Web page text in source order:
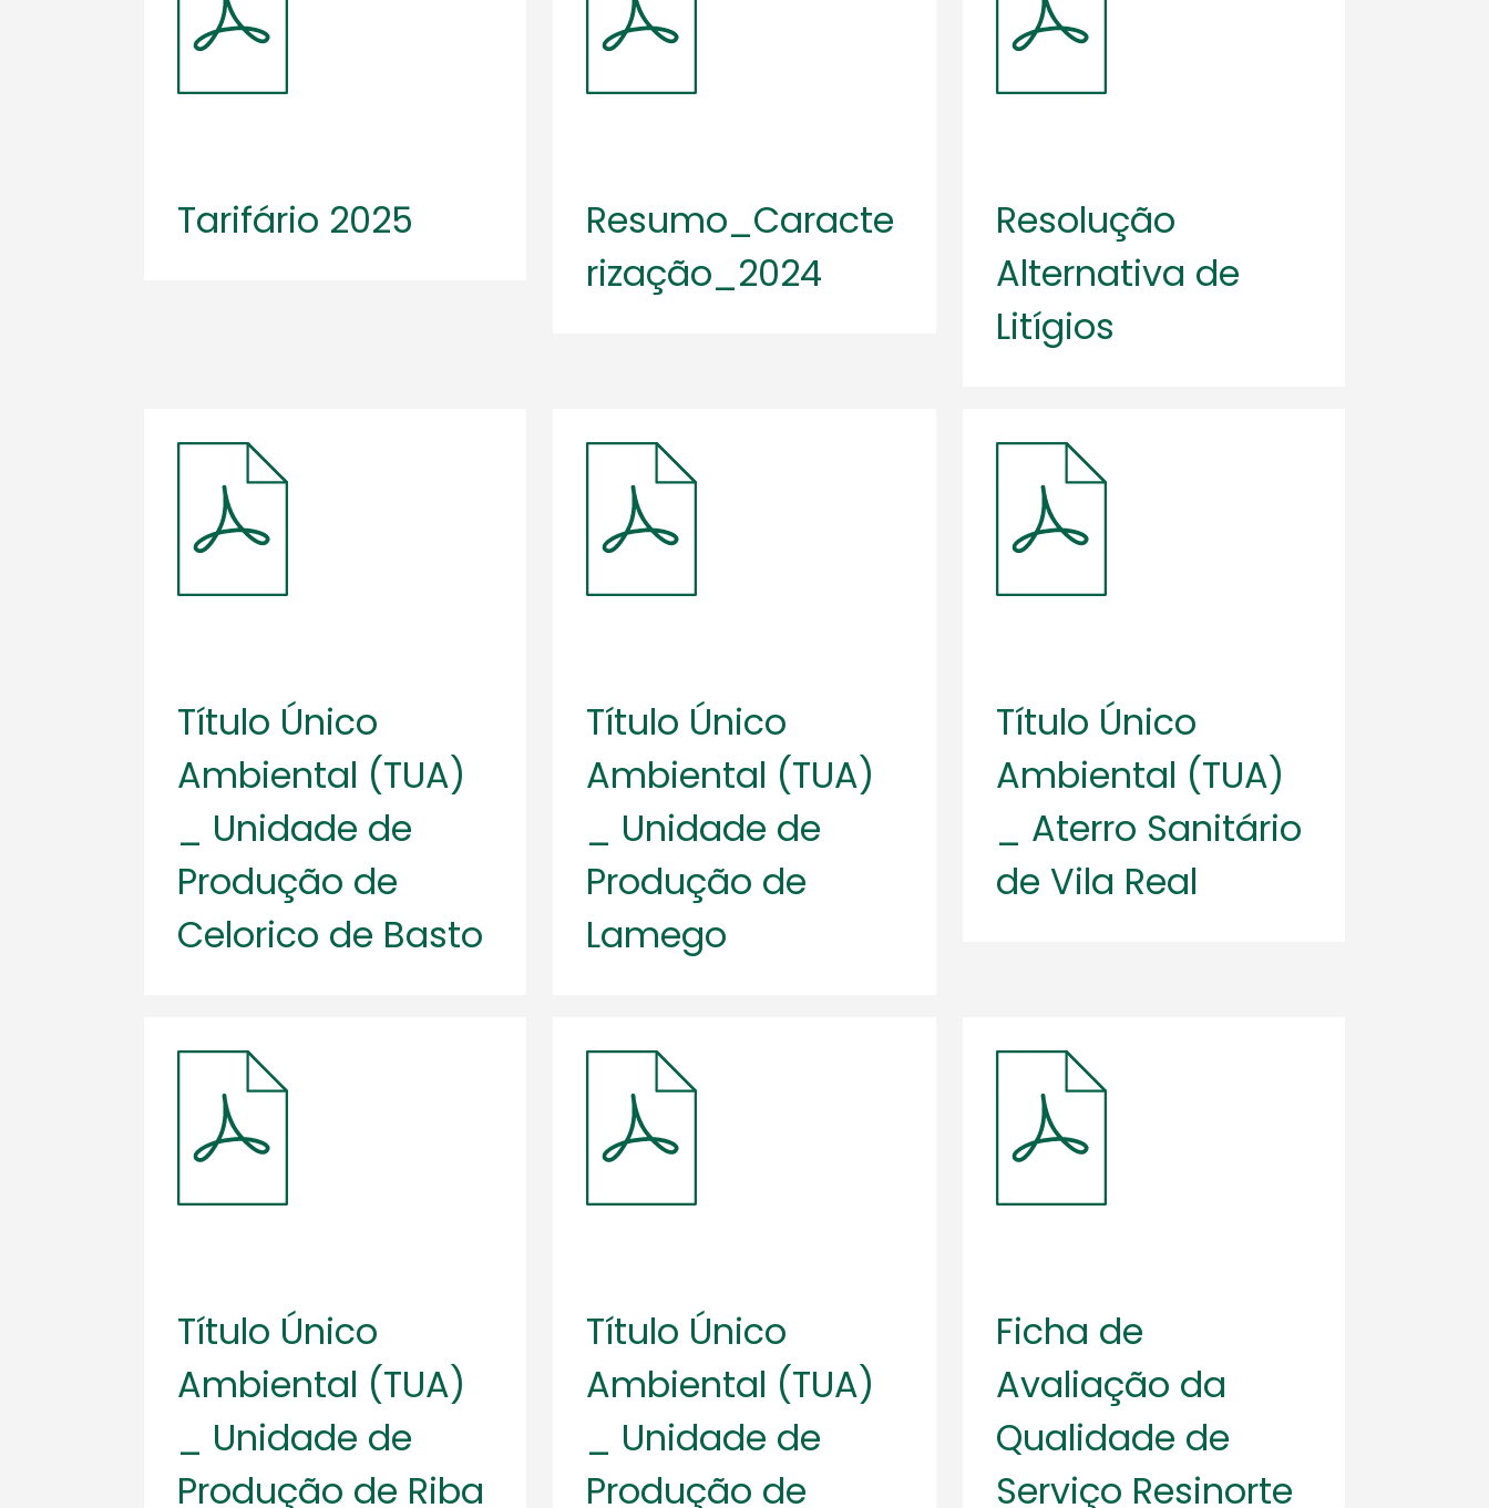
Tarifário 2025
Resumo_Caracte
rização_2024
Resolução
Alternativa de
Litígios
Título Único
Ambiental (TUA)
_ Unidade de
Produção de
Celorico de Basto
Título Único
Ambiental (TUA)
_ Unidade de
Produção de
Lamego
Título Único
Ambiental (TUA)
_ Aterro Sanitário
de Vila Real
Título Único
Ambiental (TUA)
_ Unidade de
Produção de Riba
Título Único
Ambiental (TUA)
_ Unidade de
Produção de
Ficha de
Avaliação da
Qualidade de
Serviço Resinorte